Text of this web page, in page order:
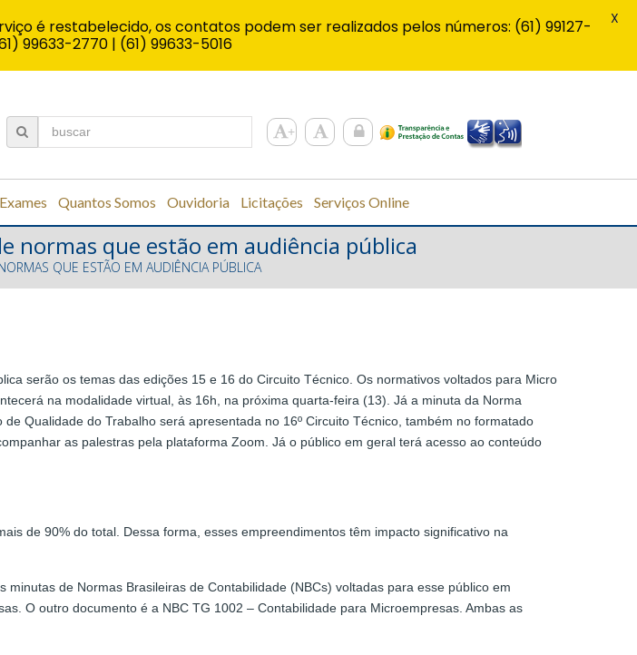
Exames Quantos Somos Ouvidoria Licitações Serviços Online
normas que estão em audiência pública
QUE ESTÃO EM AUDIÊNCIA PÚBLICA
serão os temas das edições 15 e 16 do Circuito Técnico. Os normativos voltados para Micro
na modalidade virtual, às 16h, na próxima quarta-feira (13). Já a minuta da Norma
Qualidade do Trabalho será apresentada no 16º Circuito Técnico, também no formatado
as palestras pela plataforma Zoom. Já o público em geral terá acesso ao conteúdo
de 90% do total. Dessa forma, esses empreendimentos têm impacto significativo na
de Normas Brasileiras de Contabilidade (NBCs) voltadas para esse público em
O outro documento é a NBC TG 1002 – Contabilidade para Microempresas. Ambas as
é restabelecido, os contatos podem ser realizados pelos números: (61) 99127-
99633-2770 | (61) 99633-5016
X